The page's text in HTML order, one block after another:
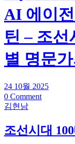
AI 에이
틴 – 조
별 명문
24 10월 2025
0 Comment
김현남
조선시대